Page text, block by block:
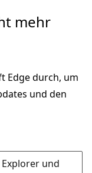
mehr
Edge durch, um
und den
und